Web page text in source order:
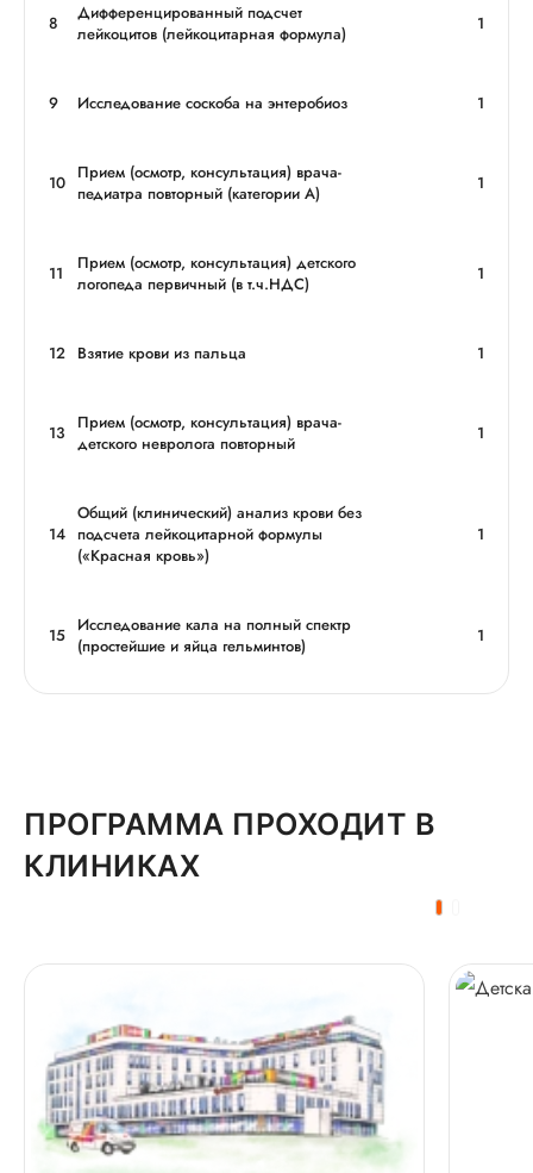
8
Дифференцированный подсчет
лейкоцитов (лейкоцитарная формула)
1
9 Исследование соскоба на энтеробиоз 1
10 Прием (осмотр, консультация) врача-
педиатра повторный (категории А)
1
11
Прием (осмотр, консультация) детского
логопеда первичный (в т.ч.НДС)
1
12 Взятие крови из пальца 1
13
Прием (осмотр, консультация) врача-
детского невролога повторный
1
14
Общий (клинический) анализ крови без
подсчета лейкоцитарной формулы
(«Красная кровь»)
1
15 Исследование кала на полный спектр
(простейшие и яйца гельминтов)
1
ПРОГРАММА ПРОХОДИТ В
КЛИНИКАХ